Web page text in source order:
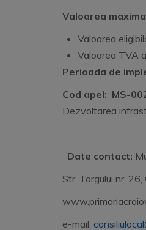
Valoarea
Valoarea
Valoarea TVA
Perioada de
Cod apel: MS-
Dezvoltarea
Date contact:
Str. Targului nr. 26,
e-mail: